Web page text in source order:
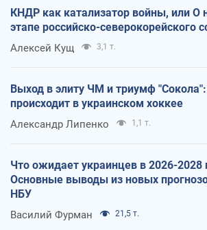
КНДР как катализатор войны, или О
этапе российско-северокорейского
Алексей Кущ 3,1 т.
Выход в элиту ЧМ и триумф
происходит в украинском хоккее
Александр Липенко 1,1 т.
Что ожидает украинцев в 2026-2028
Основные выводы из новых
НБУ
Василий Фурман 21,5 т.